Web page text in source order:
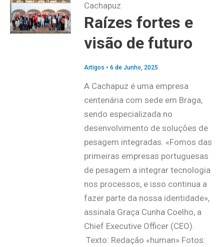
Cachapuz
Raízes fortes e
visão de futuro
Artigos • 6 de Junho, 2025
A Cachapuz é uma empresa
centenária com sede em Braga,
sendo especializada no
desenvolvimento de soluções de
pesagem integradas. «Fomos das
primeiras empresas portuguesas
de pesagem a integrar tecnologia
nos processos, e isso continua a
fazer parte da nossa identidade»,
assinala Graça Cunha Coelho, a
Chief Executive Officer (CEO).
Texto: Redação «human» Fotos: